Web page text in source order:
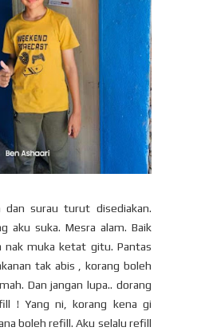
dan surau turut disediakan.
aku suka. Mesra alam. Baik
nak muka ketat gitu. Pantas
tak abis , korang boleh
Dan jangan lupa.. dorang
! Yang ni, korang kena gi
boleh refill. Aku selalu refill